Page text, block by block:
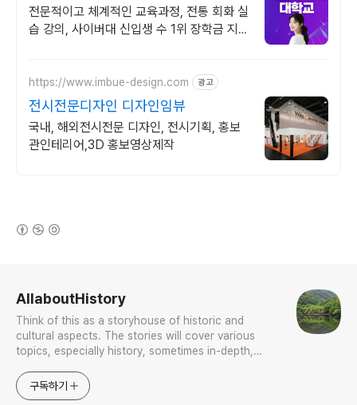
학기 신편입생
전문적이고 체계적인 교육과정, 전통 회화 실
습 강의, 사이버대 신입생 수 1위 장학금 지
https://www.imbue-design.com 광고
전시전문디자인 디자인임뷰
국내, 해외전시전문 디자인, 전시기획, 홍보
관인테리어,3D 홍보영상제작
AllaboutHistory
Think of this as a storyhouse of historic and
cultural aspects. The stories will cover various
topics, especially history, sometimes in-depth,
approach will be to resist any common sense or
generalized viewpoint
구독하기